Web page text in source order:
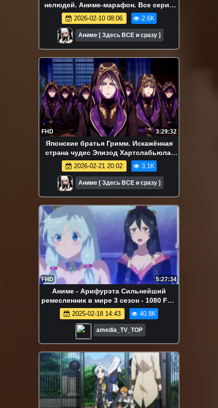
нелюдей. Аниме-марафон. Все серии
подряд.
2026-02-10 08:06 2.6K
Аниме [ Здесь ВСЕ и сразу ]
FHD 3:29:32
Японские братья Гримм. Искажённая
страна чудес Эпизод Хартслабьюла.
Аниме-марафон. Все серии подряд
2026-02-21 20:02 3.1K
Аниме [ Здесь ВСЕ и сразу ]
FHD 5:27:34
Аниме - Арифурэта Сильнейший
ремесленник в мире 3 сезон - 1080 FHD
- Все серии Аниме Марафон
2025-02-18 14:43 40.8K
amedia_TV_TOP